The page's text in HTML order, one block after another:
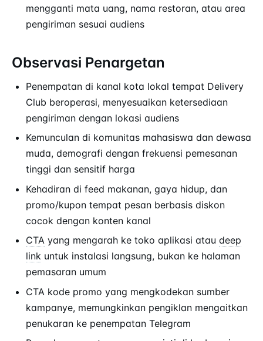
mengganti mata uang, nama restoran, atau area
pengiriman sesuai audiens
Observasi Penargetan
Penempatan di kanal kota lokal tempat Delivery
Club beroperasi, menyesuaikan ketersediaan
pengiriman dengan lokasi audiens
Kemunculan di komunitas mahasiswa dan dewasa
muda, demografi dengan frekuensi pemesanan
tinggi dan sensitif harga
Kehadiran di feed makanan, gaya hidup, dan
promo/kupon tempat pesan berbasis diskon
cocok dengan konten kanal
CTA yang mengarah ke toko aplikasi atau deep
link untuk instalasi langsung, bukan ke halaman
pemasaran umum
CTA kode promo yang mengkodekan sumber
kampanye, memungkinkan pengiklan mengaitkan
penukaran ke penempatan Telegram